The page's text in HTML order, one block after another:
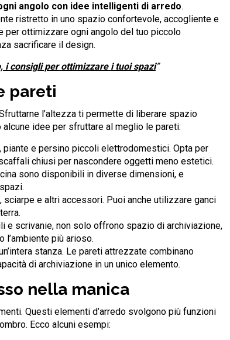
angolo con idee intelligenti di arredo.
ristretto in uno spazio confortevole, accogliente e
per ottimizzare ogni angolo del tuo piccolo
sacrificare il design.
i consigli per ottimizzare i tuoi spazi”
pareti
l’altezza ti permette di liberare spazio
idee per sfruttare al meglio le pareti:
e persino piccoli elettrodomestici. Opta per
chiusi per nascondere oggetti meno estetici.
sono disponibili in diverse dimensioni, e
e altri accessori. Puoi anche utilizzare ganci
e scrivanie, non solo offrono spazio di archiviazione,
l’ambiente più arioso.
stanza. Le pareti attrezzate combinano
di archiviazione in un unico elemento.
nella manica
Questi elementi d’arredo svolgono più funzioni
Ecco alcuni esempi: